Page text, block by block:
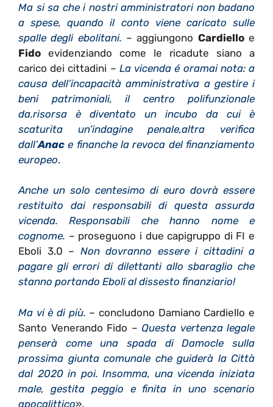
Ma si sa che i nostri amministratori non badano
a spese, quando il conto viene caricato sulle
spalle degli ebolitani. – aggiungono Cardielloe
Fido evidenziando come le ricadute siano a
carico dei cittadini – La vicenda é oramai nota: a
causa dell’incapacità amministrativa a gestire i
beni patrimoniali, il centro polifunzionale
da.risorsa è diventato un incubo da cui è
scaturita un’indagine penale,altra verifica
dall’Anac e finanche la revoca del finanziamento
europeo.
Anche un solo centesimo di euro dovrà essere
restituito dai responsabili di questa assurda
vicenda. Responsabili che hanno nome e
cognome. – proseguono i due capigruppo di FI e
Eboli 3.0 – Non dovranno essere i cittadini a
pagare gli errori di dilettanti allo sbaraglio che
stanno portando Eboli al dissesto finanziario!
Ma vi è di più. – concludono Damiano Cardiello e
Santo Venerando Fido – Questa vertenza legale
penserà come una spada di Damocle sulla
prossima giunta comunale che guiderà la Città
dal 2020 in poi. Insomma, una vicenda iniziata
male, gestita peggio e finita in uno scenario
apocalittico».